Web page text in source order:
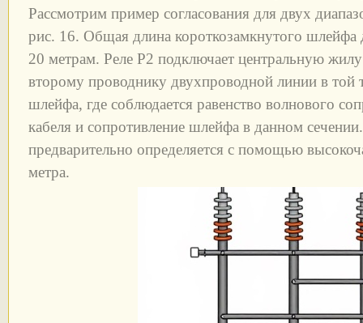
Рассмотрим пример согласования для двух
рис. 16. Общая длина короткозамкнутого шлейфа
20 метрам. Реле Р2 подключает центральную жилу
второму проводнику двухпроводной линии в той
шлейфа, где соблюдается равенство волнового
кабеля и сопротивление шлейфа в данном
предварительно определяется с помощью
метра.